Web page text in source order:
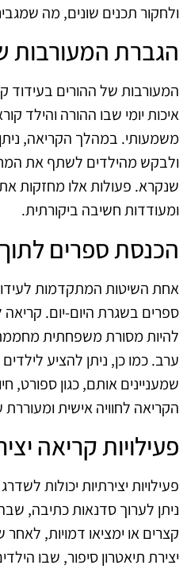
ולחקור תכנים שונים, מה
הגברת המעורבות
המעורבות של ההורים בעידוד
איכות יומי שבו ההורה והילד
משמעותי. במהלך הקריאה,
ולבקש מהילדים לשתף את
שנקרא. פעולות אלו מחזקות
ומעודדות חשיבה ביקורתית.
הכנסת ספרים
אחת השיטות המתקדמות
ספרים בשגרת היום-יום.
להיות מסורת משפחתית
ערב. כמו כן, ניתן להציע
שמעניינים אותם, כגון ספורט,
הקריאה לחוויה אישית ומעוררת
פעילויות קריאה
פעילויות יצירתיות יכולות
ניתן לערוך סדנאות כתיבה,
קצרים או ימציאו דמויות,
יצירת תיאטרון סיפור, שבו